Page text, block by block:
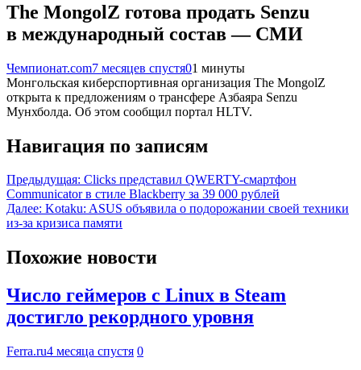
The MongolZ готова продать Senzu
в международный состав — СМИ
Чемпионат.com7 месяцев спустя01 минуты
Монгольская киберспортивная организация The MongolZ
открыта к предложениям о трансфере Азбаяра Senzu
Мунхболда. Об этом сообщил портал HLTV.
Навигация по записям
Предыдущая: Clicks представил QWERTY-смартфон
Communicator в стиле Blackberry за 39 000 рублей
Далее: Kotaku: ASUS объявила о подорожании своей техники
из-за кризиса памяти
Похожие новости
Число геймеров с Linux в Steam
достигло рекордного уровня
Ferra.ru4 месяца спустя 0